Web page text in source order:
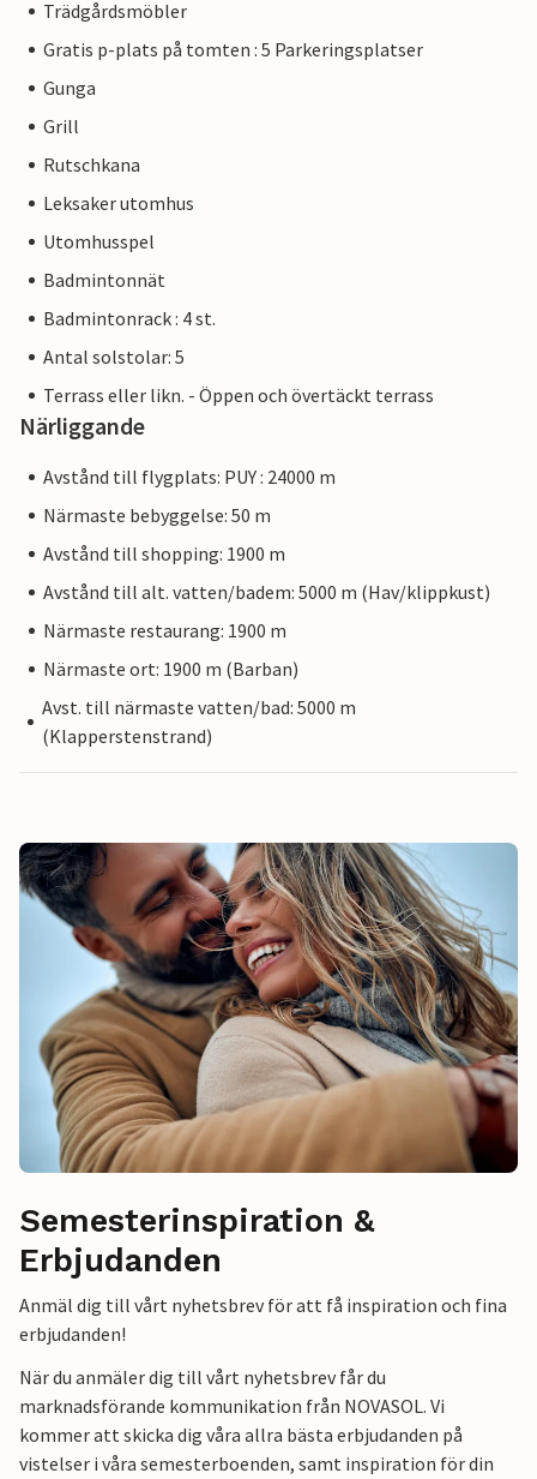
Trädgårdsmöbler
Gratis p-plats på tomten : 5 Parkeringsplatser
Gunga
Grill
Rutschkana
Leksaker utomhus
Utomhusspel
Badmintonnät
Badmintonrack : 4 st.
Antal solstolar: 5
Terrass eller likn. - Öppen och övertäckt terrass
Närliggande
Avstånd till flygplats: PUY : 24000 m
Närmaste bebyggelse: 50 m
Avstånd till shopping: 1900 m
Avstånd till alt. vatten/badem: 5000 m (Hav/klippkust)
Närmaste restaurang: 1900 m
Närmaste ort: 1900 m (Barban)
Avst. till närmaste vatten/bad: 5000 m
(Klapperstenstrand)
Semesterinspiration &
Erbjudanden
Anmäl dig till vårt nyhetsbrev för att få inspiration och fina
erbjudanden!
När du anmäler dig till vårt nyhetsbrev får du
marknadsförande kommunikation från NOVASOL. Vi
kommer att skicka dig våra allra bästa erbjudanden på
vistelser i våra semesterboenden, samt inspiration för din